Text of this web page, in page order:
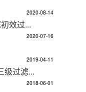
2020-08-14
效过...
2020-07-16
2019-04-11
级过滤...
2018-06-01